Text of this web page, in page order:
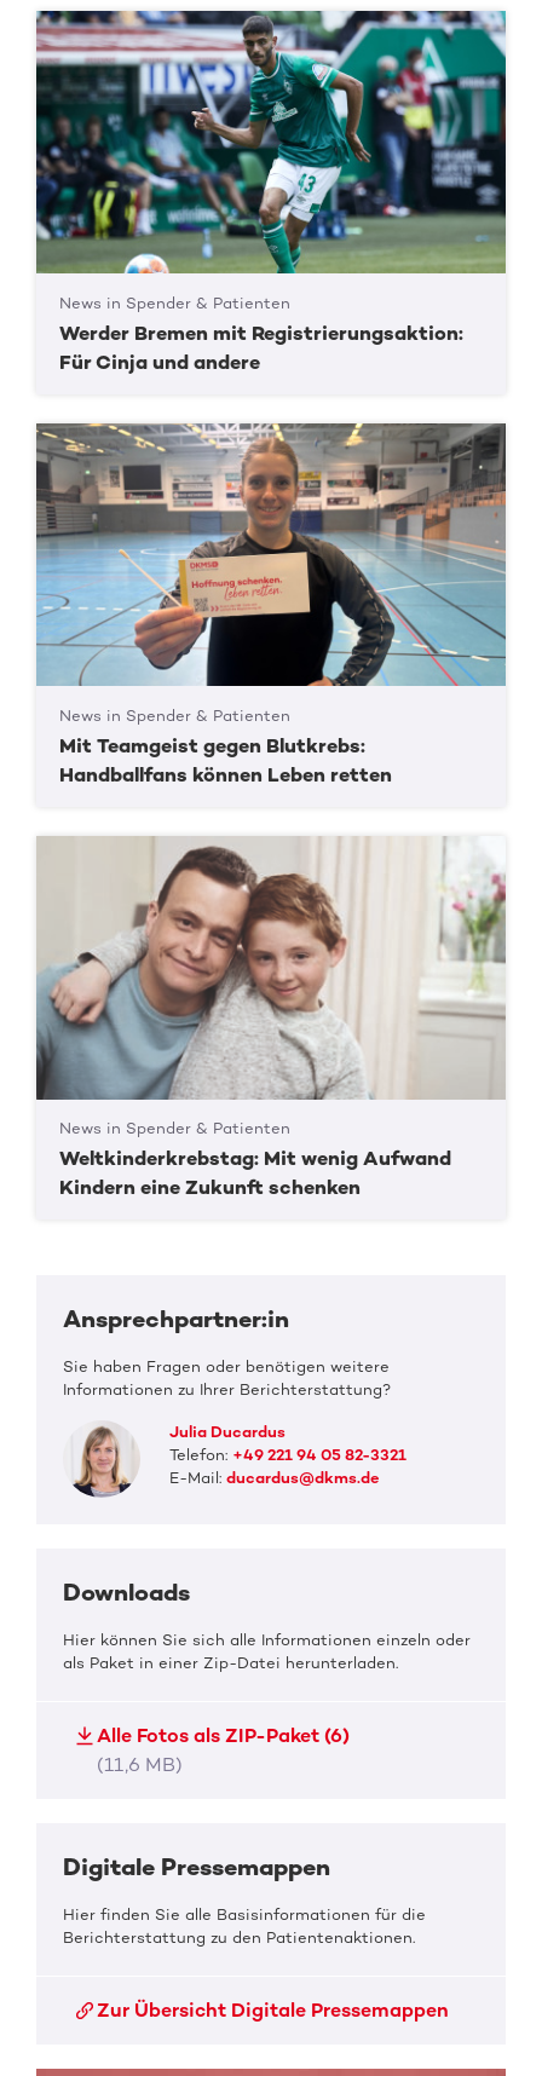
News in Spender & Patienten
Werder Bremen mit Registrierungsaktion:
Für Cinja und andere
News in Spender & Patienten
Mit Teamgeist gegen Blutkrebs:
Handballfans können Leben retten
News in Spender & Patienten
Weltkinderkrebstag: Mit wenig Aufwand
Kindern eine Zukunft schenken
Ansprechpartner:in
Sie haben Fragen oder benötigen weitere
Informationen zu Ihrer Berichterstattung?
Julia Ducardus
Telefon: +49 221 94 05 82-3321
E-Mail:ducardus@dkms.de
Downloads
Hier können Sie sich alle Informationen einzeln oder
als Paket in einer Zip-Datei herunterladen.
Alle Fotos als ZIP-Paket (6)
(11,6 MB)
Digitale Pressemappen
Hier finden Sie alle Basisinformationen für die
Berichterstattung zu den Patientenaktionen.
Zur Übersicht Digitale Pressemappen